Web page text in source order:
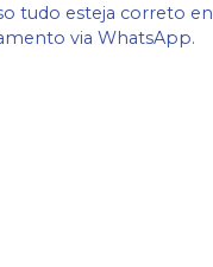
tudo esteja correto
via WhatsApp.